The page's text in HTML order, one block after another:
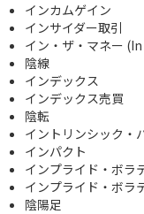
インカムゲイン
インサイダー取引
イン・ザ・マネー
陰線
インデックス
インデックス売買
陰転
イントリンシック
インパクト
インプライド・ボ
インプライド・ボラ
陰陽足